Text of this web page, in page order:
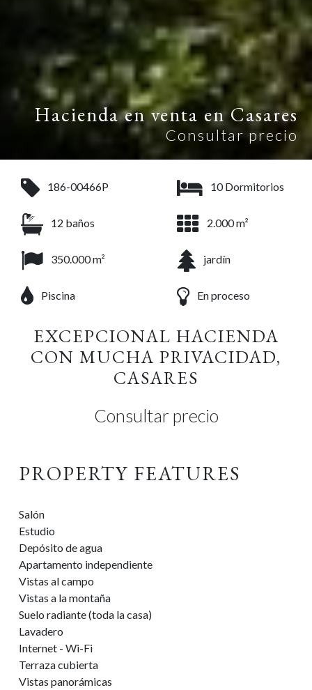
Hacienda en venta en Casares
Consultar precio
186-00466P 10 Dormitorios
12 baños 2.000 m²
350.000 m² jardín
Piscina En proceso
EXCEPCIONAL HACIENDA
CON MUCHA PRIVACIDAD,
CASARES
Consultar precio
PROPERTY FEATURES
Salón
Estudio
Depósito de agua
Apartamento independiente
Vistas al campo
Vistas a la montaña
Suelo radiante (toda la casa)
Lavadero
Internet - Wi-Fi
Terraza cubierta
Vistas panorámicas